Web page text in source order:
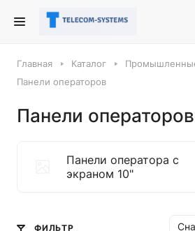
Главная Каталог
Панели операторов
Панели операторов
Панели оператора с
экраном 10"
ФИЛЬТР